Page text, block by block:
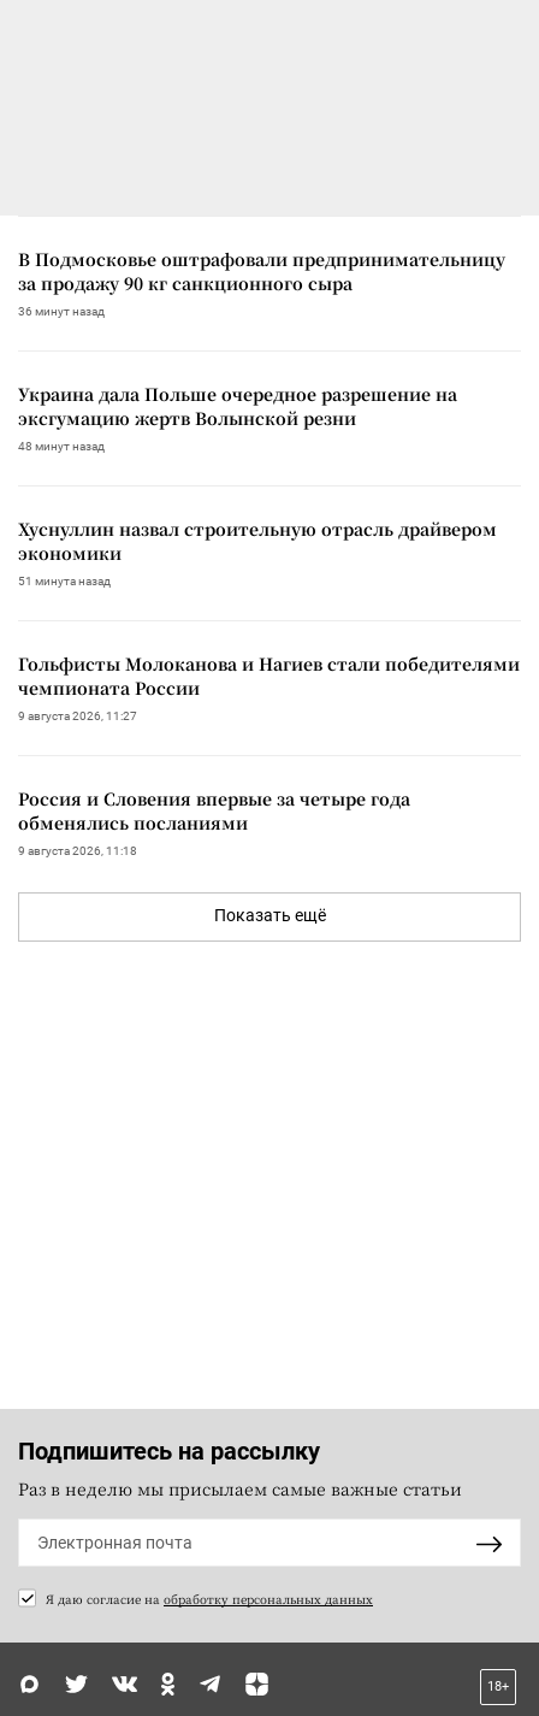
В Подмосковье оштрафовали предпринимательницу
за продажу 90 кг санкционного сыра
36 минут назад
Украина дала Польше очередное разрешение на
эксгумацию жертв Волынской резни
48 минут назад
Хуснуллин назвал строительную отрасль драйвером
экономики
51 минута назад
Гольфисты Молоканова и Нагиев стали победителями
чемпионата России
9 августа 2026, 11:27
Россия и Словения впервые за четыре года
обменялись посланиями
9 августа 2026, 11:18
Показать ещё
Подпишитесь на рассылку
Раз в неделю мы присылаем самые важные статьи
Я даю согласие на обработку персональных данных
18+